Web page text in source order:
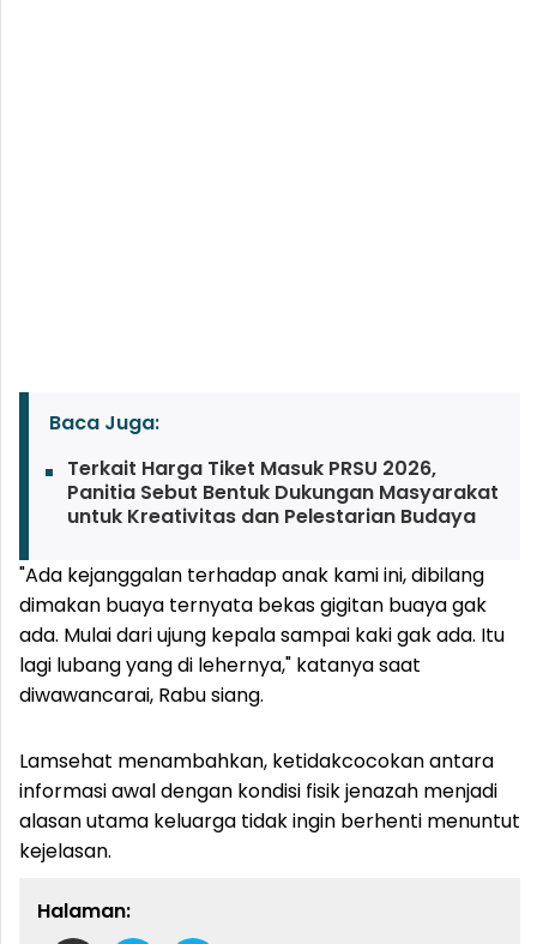
Baca Juga:
Terkait Harga Tiket Masuk PRSU 2026,
Panitia Sebut Bentuk Dukungan Masyarakat
untuk Kreativitas dan Pelestarian Budaya
"Ada kejanggalan terhadap anak kami ini, dibilang
dimakan buaya ternyata bekas gigitan buaya gak
ada. Mulai dari ujung kepala sampai kaki gak ada. Itu
lagi lubang yang di lehernya," katanya saat
diwawancarai, Rabu siang.
Lamsehat menambahkan, ketidakcocokan antara
informasi awal dengan kondisi fisik jenazah menjadi
alasan utama keluarga tidak ingin berhenti menuntut
kejelasan.
Halaman: